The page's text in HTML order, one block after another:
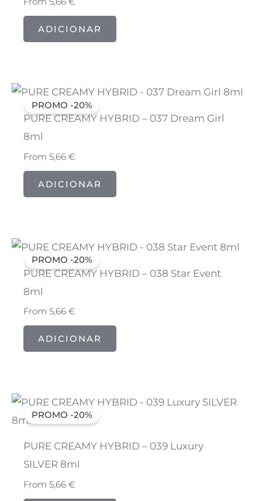
ADICIONAR
PROMO -20%
PURE CREAMY HYBRID – 037 Dream Girl
8ml
From5,66€
ADICIONAR
PROMO -20%
PURE CREAMY HYBRID – 038 Star Event
8ml
From5,66€
ADICIONAR
PROMO -20%
PURE CREAMY HYBRID – 039 Luxury
SILVER 8ml
From5,66€